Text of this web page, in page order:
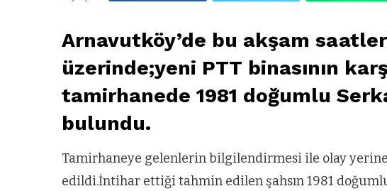
Arnavutköy’de bu akşam
üzerinde;yeni PTT binasının
tamirhanede 1981 doğumlu
bulundu.
Tamirhaneye gelenlerin bilgilendirmesi ile olay yerine
edildi.İntihar ettiği tahmin edilen şahsın 1981